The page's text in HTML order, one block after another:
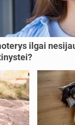
ilgai